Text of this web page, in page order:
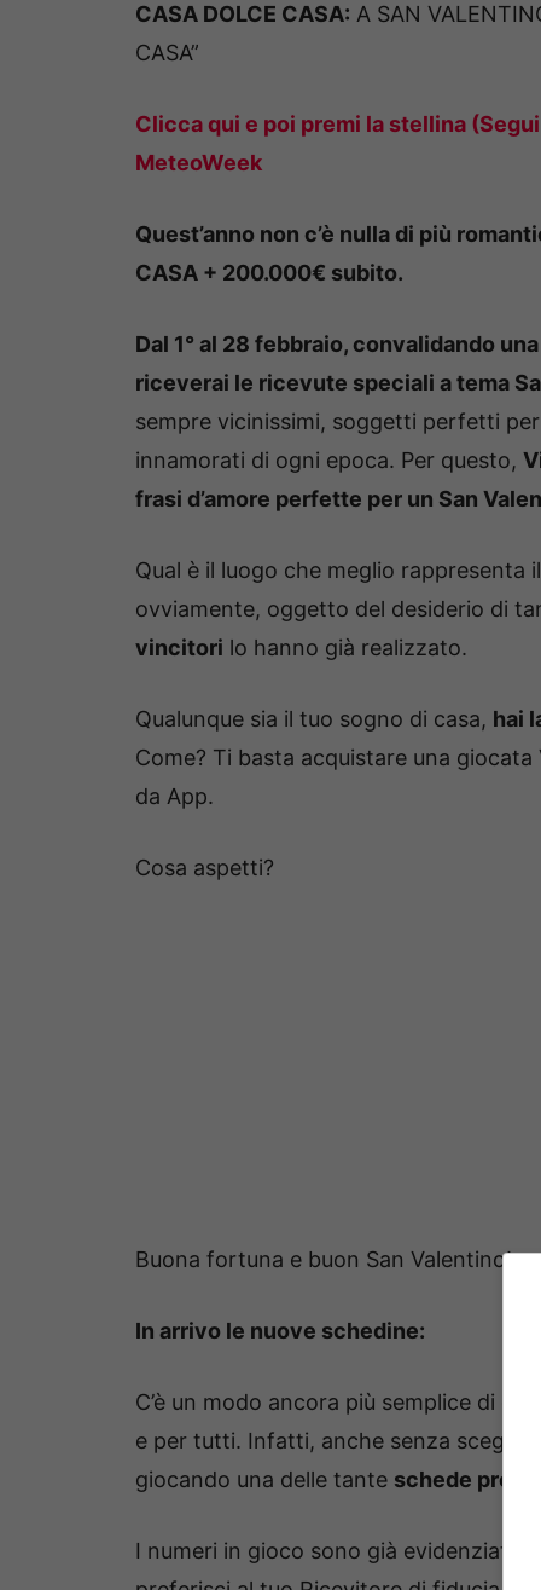
CASA DOLCE CASA: A SAN
CASA”
Clicca qui e poi premi la stellina
MeteoWeek
Quest’anno non c’è nulla di più
CASA + 200.000€ subito.
Dal 1° al 28 febbraio, convalidando
riceverai le ricevute speciali a tema
sempre vicinissimi, soggetti perfetti
innamorati di ogni epoca. Per questo,
frasi d’amore perfette per un San
Qual è il luogo che meglio rappresenta
ovviamente, oggetto del desiderio di
vincitori lo hanno già realizzato.
Qualunque sia il tuo sogno di casa, hai
Come? Ti basta acquistare una
da App.
Cosa aspetti?
Buona fortuna e buon San Valentino!
In arrivo le nuove schedine:
C’è un modo ancora più semplice di
e per tutti. Infatti, anche senza
giocando una delle tante schede
I numeri in gioco sono già evidenziati